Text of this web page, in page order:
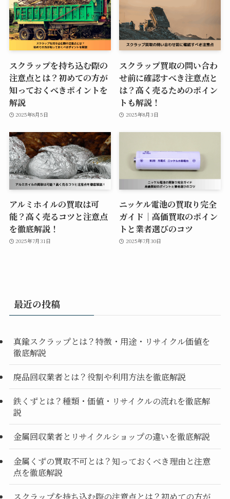
スクラップを持ち込む際の
注意点とは？初めての方が
知っておくべきポイントを
解説
2025年8月5日
スクラップ買取の問い合わ
せ前に確認すべき注意点と
は？高く売るためのポイン
トも解説！
2025年8月3日
アルミホイルの買取は可
能？高く売るコツと注意点
を徹底解説！
2025年7月31日
ニッケル電池の買取り完全
ガイド｜高価買取のポイン
トと業者選びのコツ
2025年7月30日
最近の投稿
真鍮スクラップとは？特徴・用途・リサイクル価値を
徹底解説
廃品回収業者とは？役割や利用方法を徹底解説
鉄くずとは？種類・価値・リサイクルの流れを徹底解
説
金属回収業者とリサイクルショップの違いを徹底解説
金属くずの買取不可とは？知っておくべき理由と注意
点を徹底解説
スクラップを持ち込む際の注意点とは？初めての方が